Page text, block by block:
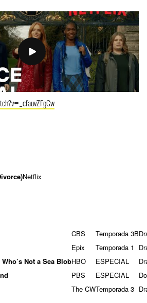
Netflix
CBS Temporada 3B
Epix Temporada 1
Not a Sea BlobHBO ESPECIAL
PBS ESPECIAL
The CWTemporada 3